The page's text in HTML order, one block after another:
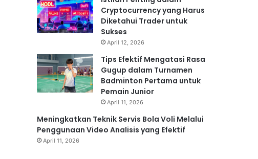
Cryptocurrency yang Harus
Diketahui Trader untuk
Sukses
April 12, 2026
Tips Efektif Mengatasi Rasa
Gugup dalam Turnamen
Badminton Pertama untuk
Pemain Junior
April 11, 2026
Meningkatkan Teknik Servis Bola Voli Melalui
Penggunaan Video Analisis yang Efektif
April 11, 2026